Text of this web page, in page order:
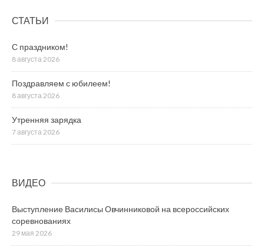
СТАТЬИ
С праздником!
8 августа 2026
Поздравляем с юбилеем!
8 августа 2026
Утренняя зарядка
7 августа 2026
ВИДЕО
Выступление Василисы Овчинниковой на всероссийских
соревнованиях
29 мая 2026